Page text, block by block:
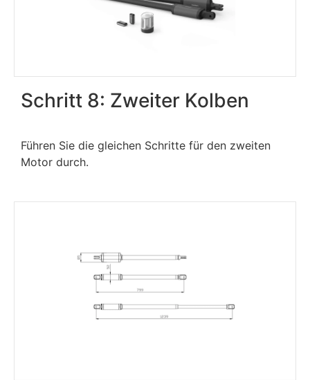
Schritt 8: Zweiter Kolben
Führen Sie die gleichen Schritte für den zweiten
Motor durch.